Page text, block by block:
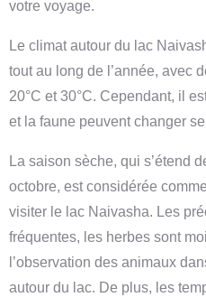
votre voyage.
Le climat autour du lac
tout au long de l’année, avec
20°C et 30°C. Cependant, il
et la faune peuvent changer
La saison sèche, qui s’étend
octobre, est considérée
visiter le lac Naivasha. Les
fréquentes, les herbes sont
l’observation des animaux
autour du lac. De plus, les